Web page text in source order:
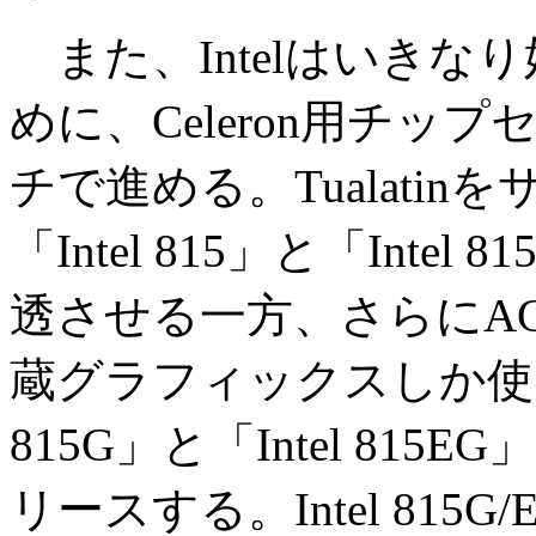
また、Intelはいきなり
めに、Celeron用チップ
チで進める。Tualatinを
「Intel 815」と「Intel
透させる一方、さらに
蔵グラフィックスしか
815G」と「Intel 815EG
リースする。Intel